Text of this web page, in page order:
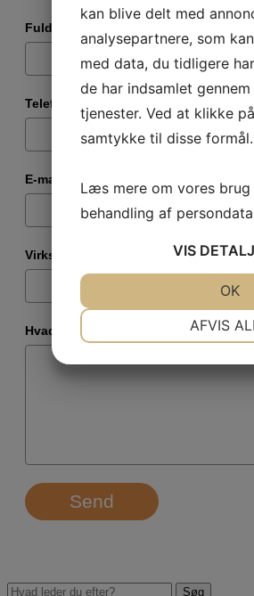
Fulde navn
Telefonnummer
E-mail
Virksomhed
Hvad drejer din henvendelse sig om?
Send
kan blive delt med
analysepartnere, som
med data, du tidligere
de har indsamlet
tjenester. Ved at klikke
samtykke til disse formål.
Læs mere om vores
behandling af persondata
VIS
AFVIS
OK